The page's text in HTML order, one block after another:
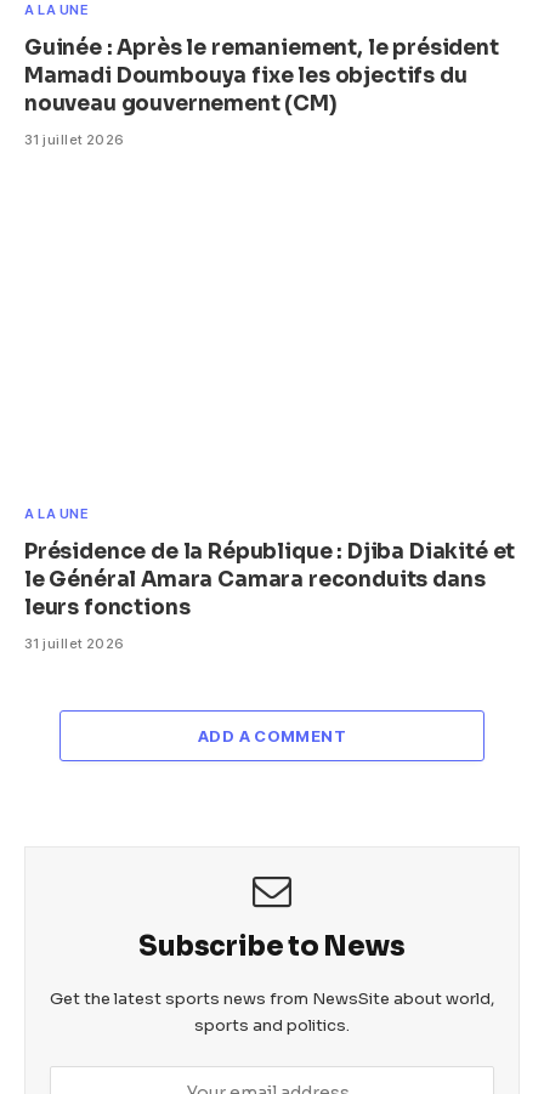
A LA UNE
Guinée : Après le remaniement, le président
Mamadi Doumbouya fixe les objectifs du
nouveau gouvernement (CM)
31 juillet 2026
A LA UNE
Présidence de la République : Djiba Diakité et
le Général Amara Camara reconduits dans
leurs fonctions
31 juillet 2026
ADD A COMMENT
Subscribe to News
Get the latest sports news from NewsSite about world,
sports and politics.